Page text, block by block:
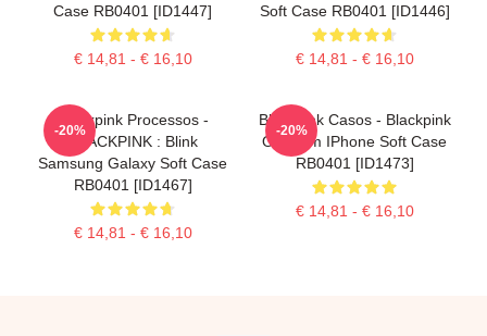
Case RB0401 [ID1447]
€ 14,81 - € 16,10
Soft Case RB0401 [ID1446]
€ 14,81 - € 16,10
Blackpink Processos -
BLACKPINK : Blink
Samsung Galaxy Soft Case
RB0401 [ID1467]
€ 14,81 - € 16,10
-20%
Blackpink Casos - Blackpink
O Álbum IPhone Soft Case
RB0401 [ID1473]
€ 14,81 - € 16,10
-20%